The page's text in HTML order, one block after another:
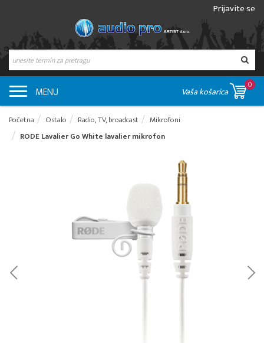
Prijavite se
MENU Vaša košarica
0
Početna Ostalo Radio, TV, broadcast
Mikrofoni
RODE Lavalier Go White lavalier mikrofon